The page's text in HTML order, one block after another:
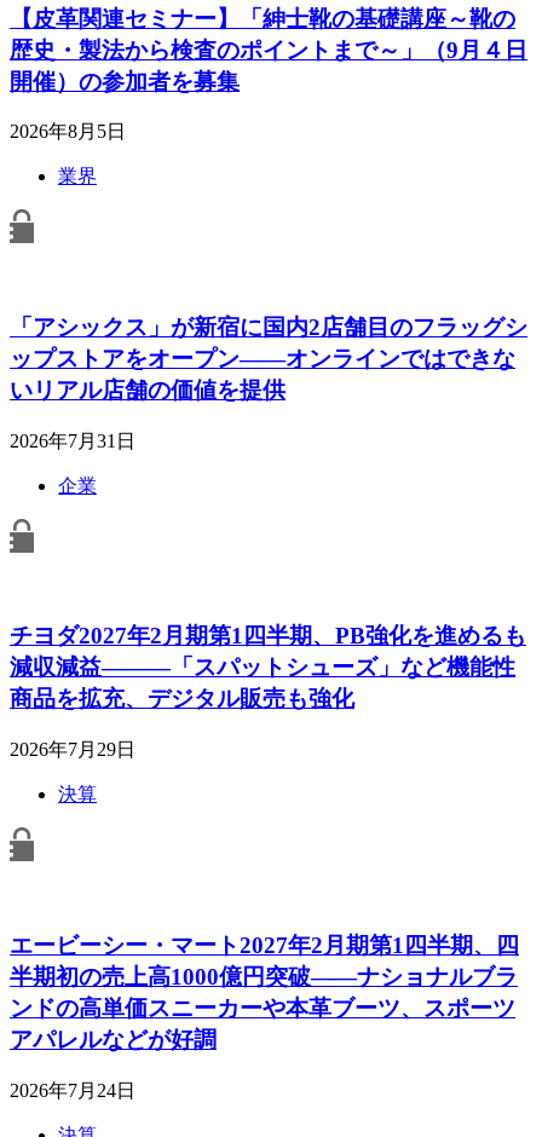
【皮革関連セミナー】「紳士靴の基礎講座～靴の
歴史・製法から検査のポイントまで～」（9月４日
開催）の参加者を募集
2026年8月5日
業界
「アシックス」が新宿に国内2店舗目のフラッグシ
ップストアをオープン――オンラインではできな
いリアル店舗の価値を提供
2026年7月31日
企業
チヨダ2027年2月期第1四半期、PB強化を進めるも
減収減益―――「スパットシューズ」など機能性
商品を拡充、デジタル販売も強化
2026年7月29日
決算
エービーシー・マート2027年2月期第1四半期、四
半期初の売上高1000億円突破――ナショナルブラ
ンドの高単価スニーカーや本革ブーツ、スポーツ
アパレルなどが好調
2026年7月24日